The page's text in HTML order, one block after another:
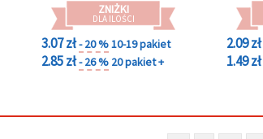
ZNIŻKI
DLA ILOŚCI
3.07 zł- 20 %10-19 pakiet
2.85 zł- 26 % 20 pakiet +
2.09 zł
1.49 zł